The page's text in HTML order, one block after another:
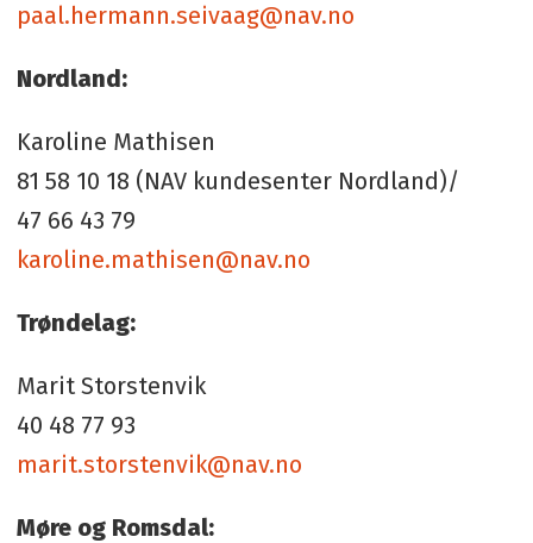
paal.hermann.seivaag@nav.no
Nordland:
Karoline Mathisen
81 58 10 18 (NAV kundesenter Nordland)/
47 66 43 79
karoline.mathisen@nav.no
Trøndelag:
Marit Storstenvik
40 48 77 93
marit.storstenvik@nav.no
Møre og Romsdal: